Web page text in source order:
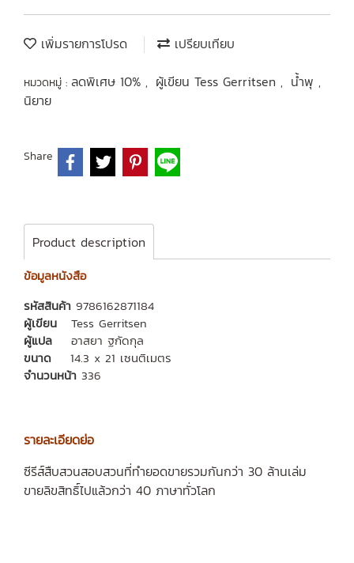
เพิ่มรายการโปรด เปรียบเทียบ
หมวดหมู่ : ลดพิเศษ 10% , ผู้เขียน Tess Gerritsen , น้ำพุ ,
นิยาย
Share
Product description
ข้อมูลหนังสือ
รหัสสินค้า 9786162871184
ผู้เขียน
Tess Gerritsen
ผู้แปล อาสยา ฐกัดกุล
ขนาด 14.3 x 21 เซนติเมตร
จำนวนหน้า 336
รายละเอียดย่อ
ซีรีส์สืบสวนสอบสวนที่ทำยอดขายรวมกันกว่า 30 ล้านเล่ม
ขายลิขสิทธิ์ไปแล้วกว่า 40 ภาษาทั่วโลก